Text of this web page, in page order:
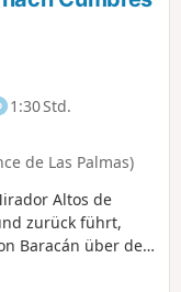
Cumbre Bolico zu
Nebel, der am
gebremst.
1:30 Std.
de Las Palmas)
Altos de
zurück führt,
Baracán über den